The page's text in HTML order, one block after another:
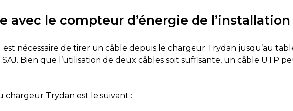
avec le compteur d’énergie de l’installation
nécessaire de tirer un câble depuis le chargeur Trydan jusqu’au
Bien que l’utilisation de deux câbles soit suffisante, un câble UTP
chargeur Trydan est le suivant :